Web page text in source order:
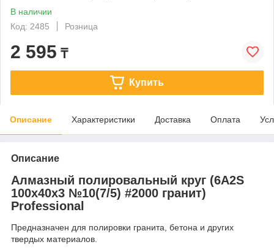
В наличии
Код: 2485
Розница
2 595 ₸
Купить
Описание Характеристики Доставка Оплата
Описание
Алмазный полировальный круг (6A2S
100x40x3 №10(7/5) #2000 гранит)
Professional
Предназначен для полировки гранита, бетона и других
твердых материалов.